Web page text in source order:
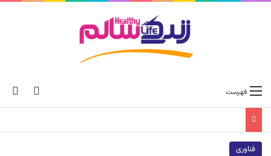
skin فهرست
فناوری